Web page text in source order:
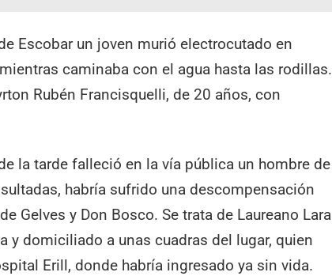
Escobar un joven murió electrocutado en
caminaba con el agua hasta las rodillas.
Rubén Francisquelli, de 20 años, con
la tarde falleció en la vía pública un hombre de
habría sufrido una descompensación
Gelves y Don Bosco. Se trata de Laureano Lara
y domiciliado a unas cuadras del lugar, quien
Erill, donde habría ingresado ya sin vida.